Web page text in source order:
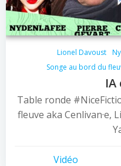
Lionel Davoust
Songe au bord du
IA
Table ronde
fleuve aka Cenlivan·e,
Vidéo